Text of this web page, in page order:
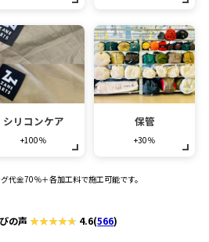
シリコンケア
+100％
保管
+30％
代金70％＋各加工料で施工可能です。
の声 4.6(566)